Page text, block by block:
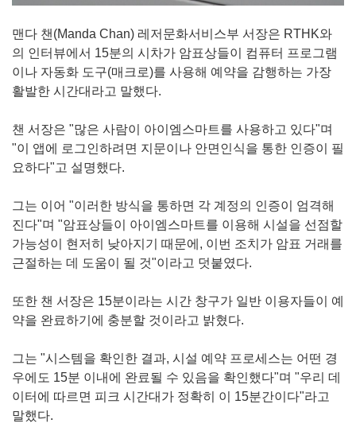
맨다 챈(Manda Chan) 레저문화서비스부 서장은 RTHK와
의 인터뷰에서 15분의 시차가 암표상들이 컴퓨터 프로그램
이나 자동화 도구(매크로)를 사용해 예약을 감행하는 가장
활발한 시간대라고 말했다.
챈 서장은 "많은 사람이 아이엠스마트를 사용하고 있다"며
"이 앱에 로그인하려면 지문이나 안면인식을 통한 인증이 필
요하다"고 설명했다.
그는 이어 "이러한 방식을 통하면 각 계정의 인증이 엄격해
진다"며 "암표상들이 아이엠스마트를 이용해 시설을 선점할
가능성이 현저히 낮아지기 때문에, 이번 조치가 암표 거래를
근절하는 데 도움이 될 것"이라고 덧붙였다.
또한 챈 서장은 15분이라는 시간 창구가 일반 이용자들이 예
약을 완료하기에 충분할 것이라고 밝혔다.
그는 "시스템을 확인한 결과, 시설 예약 프로세스는 어떤 경
우에도 15분 이내에 완료될 수 있음을 확인했다"며 "우리 데
이터에 따르면 피크 시간대가 정확히 이 15분간이다"라고
말했다.